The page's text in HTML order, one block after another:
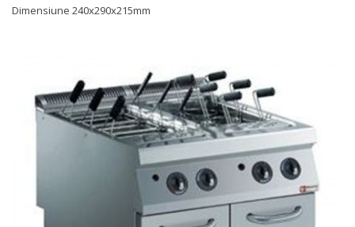
Dimensiune 240x290x215mm